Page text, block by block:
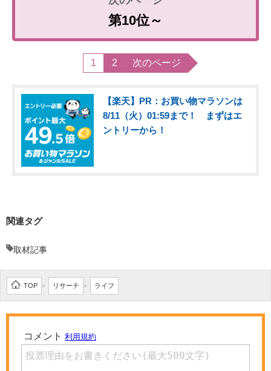
第10位～
1 2 次のページ
【楽天】PR：お買い物マラソンは
8/11（火）01:59まで！ まずはエ
ントリーから！
関連タグ
取材記事
TOP > リサーチ > ライフ